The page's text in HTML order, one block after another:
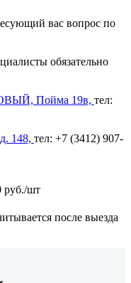
вас вопрос по
обязательно
Пойма 19в, тел:
148, тел: +7 (3412) 907-
руб./шт
после выезда